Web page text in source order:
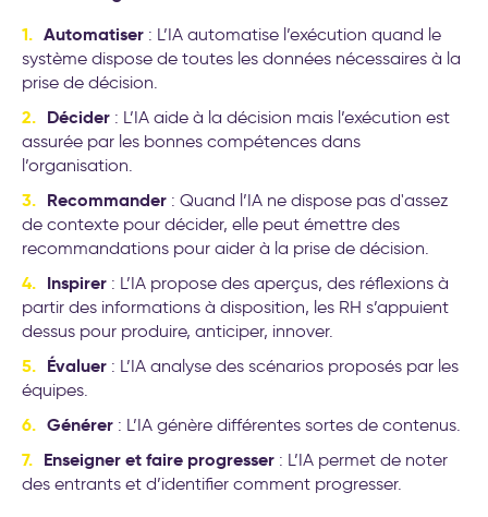
Automatiser : L’IA automatise l’exécution quand le
système dispose de toutes les données nécessaires à la
prise de décision.
Décider : L’IA aide à la décision mais l’exécution est
assurée par les bonnes compétences dans
l’organisation.
Recommander : Quand l’IA ne dispose pas d'assez
de contexte pour décider, elle peut émettre des
recommandations pour aider à la prise de décision.
Inspirer : L’IA propose des aperçus, des réflexions à
partir des informations à disposition, les RH s’appuient
dessus pour produire, anticiper, innover.
Évaluer : L’IA analyse des scénarios proposés par les
équipes.
Générer : L’IA génère différentes sortes de contenus.
Enseigner et faire progresser : L’IA permet de noter
des entrants et d’identifier comment progresser.